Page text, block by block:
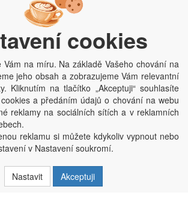
s.r.o. 2025, powered byABRA E-shop
1798, 686 03 Staré Město; IČO: 03220923; DIČ:
obchodního rejstříku dne 22. 7. 2014, krajský soud v
Brně oddíl C, vložka 84002
cookies
Vám na míru. Na základě Vašeho chování na
jeho obsah a zobrazujeme Vám relevantní
Kliknutím na tlačítko „Akceptuji“ souhlasíte
a předáním údajů o chování na webu
reklamy na sociálních sítích a v reklamních
reklamu si můžete kdykoliv vypnout nebo
v Nastavení soukromí.
Nastavit Akceptuji